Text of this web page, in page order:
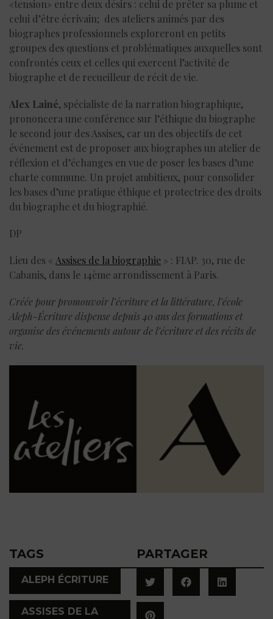
«tension» entre deux désirs : celui de prêter sa plume et
celui d’être écrivain; des ateliers animés par des
biographes professionnels exploreront en petits
groupes des questions et problématiques auxquelles sont
confrontés ceux et celles qui exercent l’activité de
biographe et de recueilleur de récit de vie.
Alex Lainé, spécialiste de la narration biographique,
prononcera une conférence sur l’éthique du biographe
le second jour des Assises, car un des objectifs de cet
événement est de proposer aux biographes un atelier de
réflexion et d’échanges en vue de poser les bases d’une
charte commune. Un projet ambitieux, pour consolider
les bases d’une pratique éthique et protectrice des droits
du biographe et du biographié.
DP
Lieu des « Assises de la biographie » : FIAP. 30, rue de
Cabanis, dans le 14ème arrondissement à Paris.
Créée pour promouvoir l’écriture et la littérature, l’école
Aleph-Écriture dispense depuis 40 ans des formations et
organise des événements autour de l’écriture et des récits de
vie.
TAGS
ALEPH ÉCRITURE
ASSISES DE LA
PARTAGER